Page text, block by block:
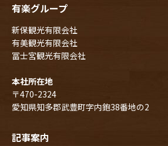
有楽グループ
新保観光有限会社
有美観光有限会社
冨士宮観光有限会社
本社所在地
〒470-2324
愛知県知多郡武豊町字内鉋38番地の2
記事案内